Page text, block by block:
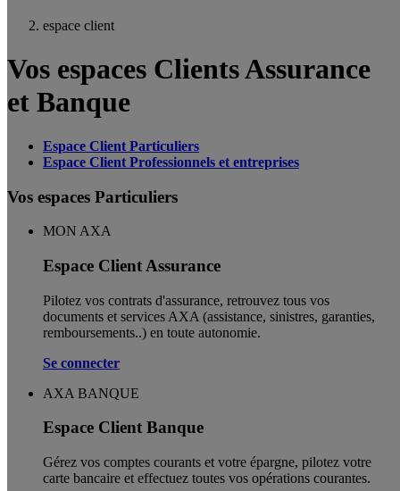
espace client
Vos espaces Clients Assurance
et Banque
Espace Client Particuliers
Espace Client Professionnels et entreprises
Vos espaces Particuliers
MON AXA
Espace Client Assurance
Pilotez vos contrats d'assurance, retrouvez tous vos
documents et services AXA (assistance, sinistres, garanties,
remboursements..) en toute autonomie. ​
Se connecter
AXA BANQUE
Espace Client Banque
Gérez vos comptes courants et votre épargne, pilotez votre
carte bancaire et effectuez toutes vos opérations courantes.